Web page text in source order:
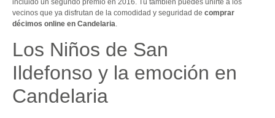
vecinos que ya disfrutan de la comodidad y seguridad de comprar
décimos online en Candelaria
Los Niños de San
Ildefonso y la emoción en
Candelaria